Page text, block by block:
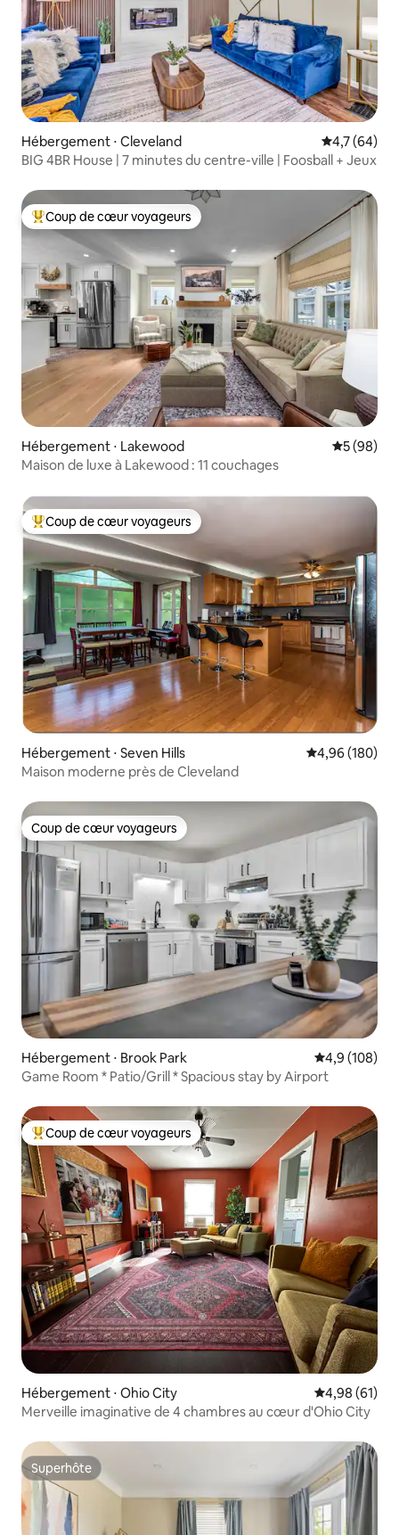
Hébergement ⋅ Cleveland Évaluation
4,7 (64)
BIG 4BR House | 7 minutes du centre-ville | Foosball + Jeux
Coups de cœur voyageurs les plus appréciés
Coup de cœur voyageurs
Hébergement ⋅ Lakewood
5 (98)
Maison de luxe à Lakewood : 11 couchages
Coups de cœur voyageurs les plus appréciés
Coup de cœur voyageurs
Hébergement ⋅ Seven Hills Évaluation
4,96 (180)
Maison moderne près de Cleveland
Coup de cœur voyageurs
Coup de cœur voyageurs
Hébergement ⋅ Brook Park Évaluation
4,9 (108)
Game Room * Patio/Grill * Spacious stay by Airport
Coups de cœur voyageurs les plus appréciés
Coup de cœur voyageurs
Hébergement ⋅ Ohio City Évaluation
4,98 (61)
Merveille imaginative de 4 chambres au cœur d'Ohio City
Superhôte
Superhôte